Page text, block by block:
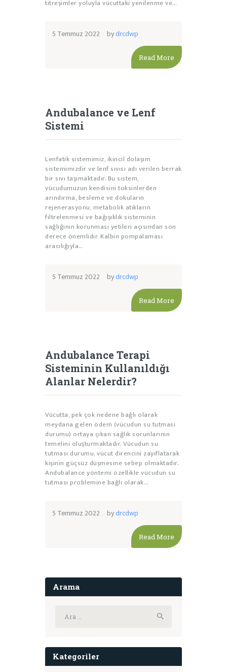
titreşimler yoluyla vücuttaki yenilenme ve…
5 Temmuz 2022 bydrcdwp
Read More
Andubalance ve Lenf
Sistemi
Lenfatik sistemimiz, ikincil dolaşım
sistemimizdir ve lenf sıvısı adı verilen berrak
bir sıvı taşımaktadır. Bu sistem,
vücudumuzun kendisini toksinlerden
arındırma, besleme ve dokuların
rejenerasyonu, metabolik atıkların
filtrelenmesi ve bağışıklık sisteminin
sağlığının korunması yetileri açısından son
derece önemlidir. Kalbin pompalaması
aracılığıyla…
5 Temmuz 2022 bydrcdwp
Read More
Andubalance Terapi
Sisteminin Kullanıldığı
Alanlar Nelerdir?
Vücutta, pek çok nedene bağlı olarak
meydana gelen ödem (vücudun su tutması
durumu) ortaya çıkan sağlık sorunlarının
temelini oluşturmaktadır. Vücudun su
tutması durumu, vücut direncini zayıflatarak
kişinin güçsüz düşmesine sebep olmaktadır.
Andubalance yöntemi özellikle vücudun su
tutması problemine bağlı olarak…
5 Temmuz 2022 bydrcdwp
Read More
Arama
Kategoriler